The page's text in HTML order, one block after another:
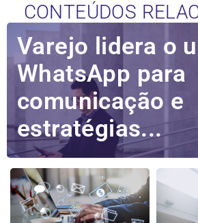
CONTEÚDOS
Varejo lidera o
WhatsApp para
comunicação e
estratégias...